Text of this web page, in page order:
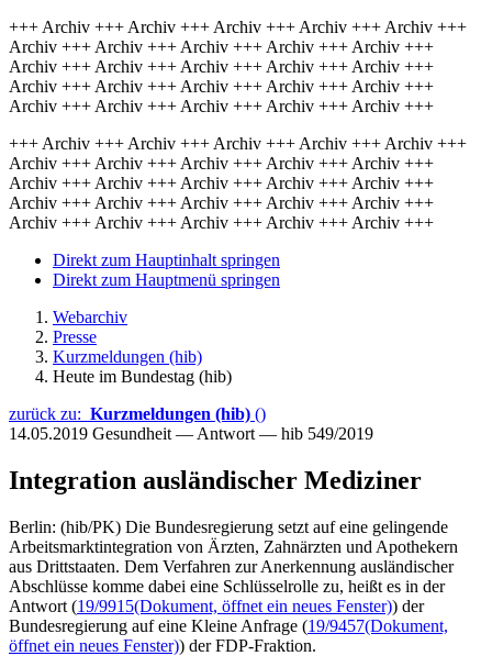
+++ Archiv +++ Archiv +++ Archiv +++ Archiv +++ Archiv +++
Archiv +++ Archiv +++ Archiv +++ Archiv +++ Archiv +++
Archiv +++ Archiv +++ Archiv +++ Archiv +++ Archiv +++
Archiv +++ Archiv +++ Archiv +++ Archiv +++ Archiv +++
Archiv +++ Archiv +++ Archiv +++ Archiv +++ Archiv +++
+++ Archiv +++ Archiv +++ Archiv +++ Archiv +++ Archiv +++
Archiv +++ Archiv +++ Archiv +++ Archiv +++ Archiv +++
Archiv +++ Archiv +++ Archiv +++ Archiv +++ Archiv +++
Archiv +++ Archiv +++ Archiv +++ Archiv +++ Archiv +++
Archiv +++ Archiv +++ Archiv +++ Archiv +++ Archiv +++
Direkt zum Hauptinhalt springen
Direkt zum Hauptmenü springen
Webarchiv
Presse
Kurzmeldungen (hib)
Heute im Bundestag (hib)
zurück zu: Kurzmeldungen (hib) ()
14.05.2019 Gesundheit — Antwort — hib 549/2019
Integration ausländischer Mediziner
Berlin: (hib/PK) Die Bundesregierung setzt auf eine gelingende
Arbeitsmarktintegration von Ärzten, Zahnärzten und Apothekern
aus Drittstaaten. Dem Verfahren zur Anerkennung ausländischer
Abschlüsse komme dabei eine Schlüsselrolle zu, heißt es in der
Antwort (19/9915(Dokument, öffnet ein neues Fenster)) der
Bundesregierung auf eine Kleine Anfrage (19/9457(Dokument,
öffnet ein neues Fenster)) der FDP-Fraktion.